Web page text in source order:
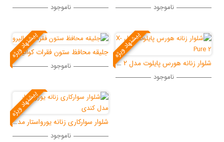
ناموجود
ناموجود
پیشنهاد ویژه
شلوار زنانه هورس پایلوت مدل X-Pure 2
ناموجود
پیشنهاد ویژه
جلیقه محافظ ستون فقرات کوالیرو
ناموجود
پیشنهاد ویژه
شلوار سوارکاری زنانه یورواستار مدل کندی
ناموجود